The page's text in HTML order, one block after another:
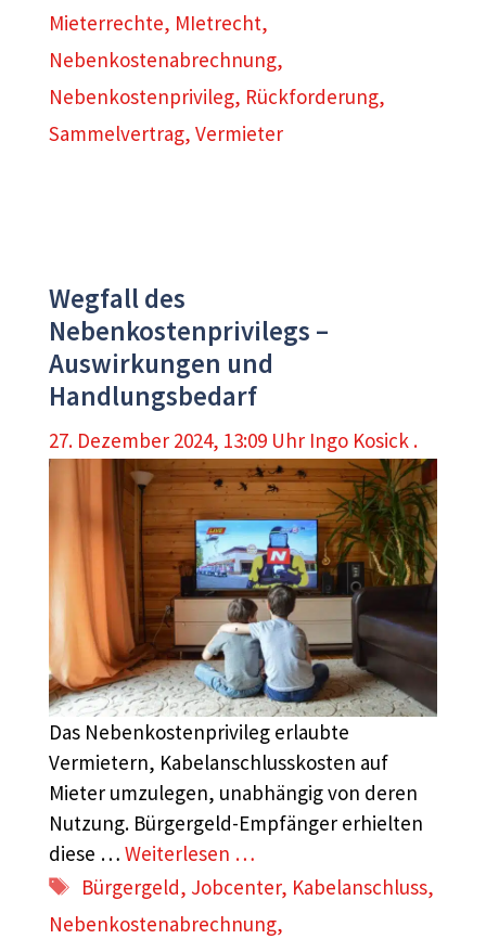
Mieterrechte, MIetrecht,
Nebenkostenabrechnung,
Nebenkostenprivileg, Rückforderung,
Sammelvertrag, Vermieter
Wegfall des
Nebenkostenprivilegs –
Auswirkungen und
Handlungsbedarf
27. Dezember 2024, 13:09 Uhr Ingo Kosick .
Das Nebenkostenprivileg erlaubte
Vermietern, Kabelanschlusskosten auf
Mieter umzulegen, unabhängig von deren
Nutzung. Bürgergeld-Empfänger erhielten
diese … Weiterlesen …
Schlagwörter
Bürgergeld, Jobcenter, Kabelanschluss,
Nebenkostenabrechnung,